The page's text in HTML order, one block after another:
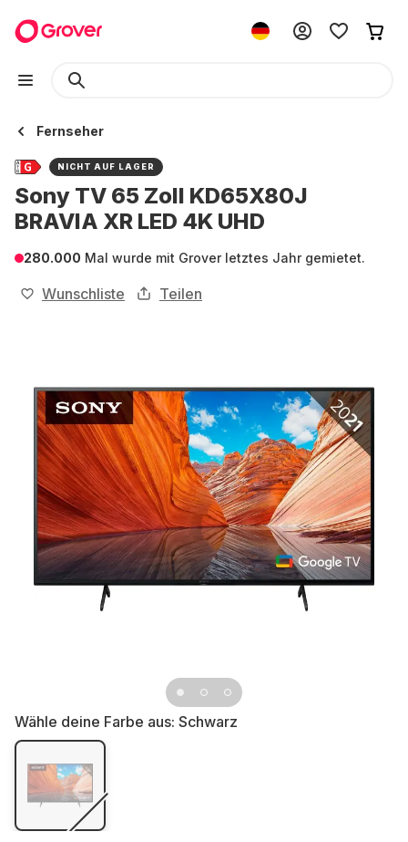
Fernseher
NICHT AUF LAGER
Sony TV 65 Zoll KD65X80J
BRAVIA XR LED 4K UHD
280.000 Mal wurde mit Grover letztes Jahr gemietet.
Wunschliste Teilen
Wähle deine Farbe aus: Schwarz